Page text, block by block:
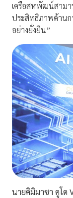
เครือสหพัฒน์สามา
ประสิทธิภาพด้านก
อย่างยั่งยืน”
นายคิมิมาซา คูโด